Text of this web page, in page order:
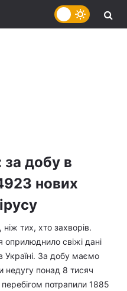
за добу в
нових
тих, хто захворів.
оприлюднило свіжі дані
Україні. За добу маємо
недугу понад 8 тисяч
потрапили 1885